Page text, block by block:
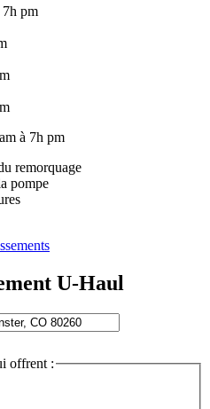
7h pm
à 7h pm
remorquage
pompe
U-Haul
offrent :